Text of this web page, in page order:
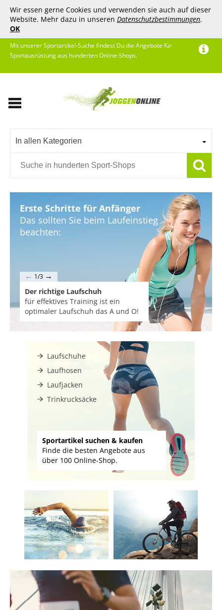
Wir essen gerne Cookies und verwenden sie auch auf dieser
Website. Mehr dazu in unseren Datenschutzbestimmungen.
OK
Mit unserer Sportartikel-Suche findest Du die Angebote für
Sportausrüstung aus hunderten Online-Shops.
In allen Kategorien
Erste Schritte für Anfänger
Das sollten Sie beim Laufeinstieg
beachten:
← 1/3 →
Der richtige Laufschuh
für effektives Training ist ein
optimaler Laufschuh das A und O!
Lauftyp und Laufstil
Mittel-, Fersen-
welcher Stil taugt
Laufschuhe
Laufhosen
Laufjacken
Trinkrucksäcke
Sportartikel suchen & kaufen
Finde die besten Angebote aus
über 100 Online-Shop.